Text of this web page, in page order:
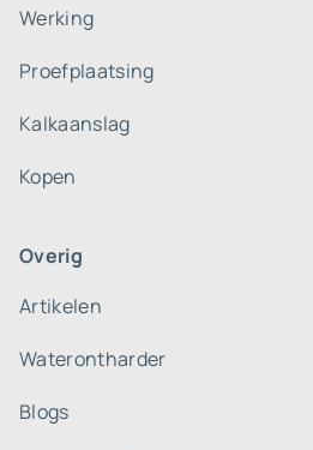
Werking
Proefplaatsing
Kalkaanslag
Kopen
Overig
Artikelen
Waterontharder
Blogs